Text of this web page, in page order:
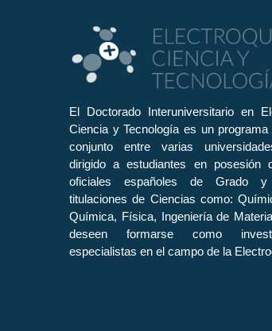
El Doctorado Interuniversitario en
Ciencia y Tecnología es un
conjunto entre varias
dirigido a estudiantes en posesión
oficiales españoles de Grado
titulaciones de Ciencias como:
Química, Física, Ingeniería de
deseen formarse como
especialistas en el campo de la